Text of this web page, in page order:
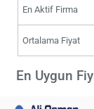
En Aktif Firma
Ortalama Fiyat
En Uygun